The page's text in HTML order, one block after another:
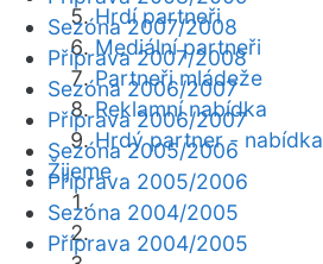
Hrdí partneři
Mediální partneři
Partneři mládeže
Reklamní nabídka
Hrdý partner - nabídka
Žijeme
Sezóna 2007/2008
Příprava 2007/2008
Sezóna 2006/2007
Příprava 2006/2007
Sezóna 2005/2006
Příprava 2005/2006
Sezóna 2004/2005
Příprava 2004/2005